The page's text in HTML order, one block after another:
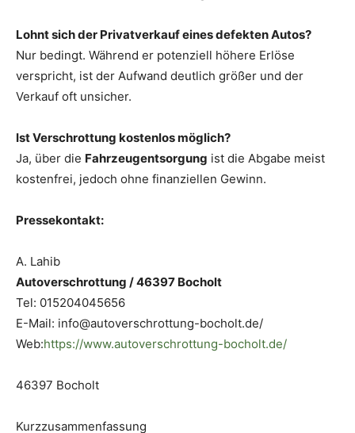
Lohnt sich der Privatverkauf eines defekten Autos?
Nur bedingt. Während er potenziell höhere Erlöse
verspricht, ist der Aufwand deutlich größer und der
Verkauf oft unsicher.
Ist Verschrottung kostenlos möglich?
Ja, über die Fahrzeugentsorgung ist die Abgabe meist
kostenfrei, jedoch ohne finanziellen Gewinn.
Pressekontakt:
A. Lahib
Autoverschrottung / 46397 Bocholt
Tel: 015204045656
E-Mail: info@autoverschrottung-bocholt.de/
Web:https://www.autoverschrottung-bocholt.de/
46397 Bocholt
Kurzzusammenfassung